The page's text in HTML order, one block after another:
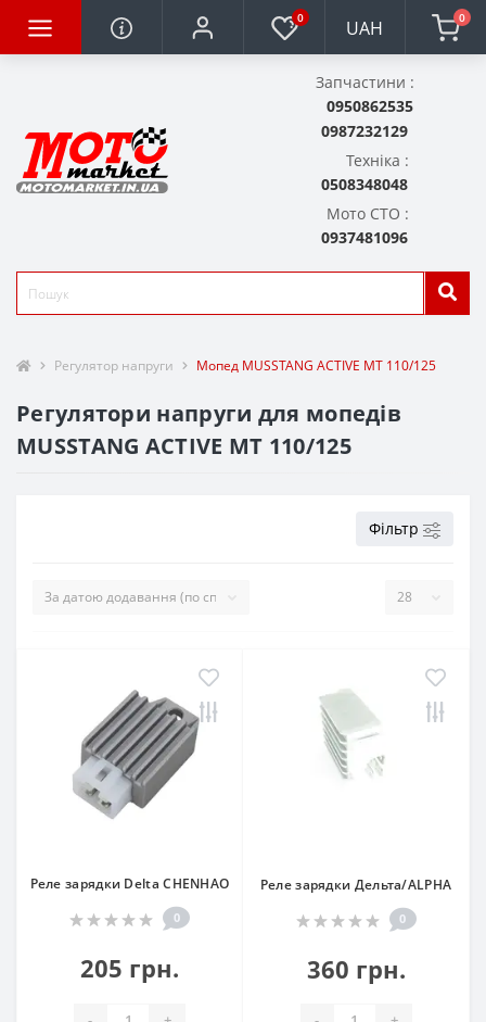
0 UAH 0
Запчастини :
0950862535
0987232129
Техніка :
0508348048
Мото СТО :
0937481096
Регулятор напруги Мопед MUSSTANG ACTIVE MT 110/125
Регулятори напруги для мопедів
MUSSTANG ACTIVE MT 110/125
Фільтр
Реле зарядки Delta CHENHAO
0
205 грн.
Реле зарядки Дельта/ALPHA
0
360 грн.